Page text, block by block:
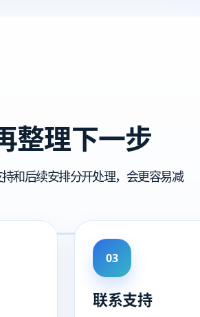
整理下一步
和后续安排分开处理，会更容易减
03
联系支持